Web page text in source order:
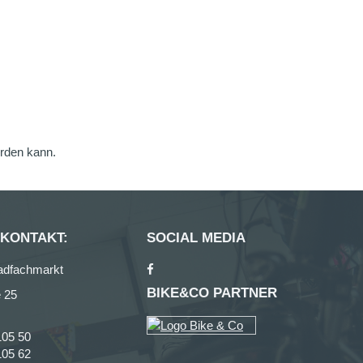
kann.
25
50
62
SOCIAL MEDIA
BIKE&CO PARTNER